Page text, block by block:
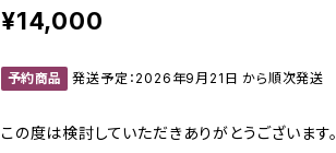
¥14,000
予約商品 発送予定：2026年9月21日 から順次発送
この度は検討していただきありがとうございます。